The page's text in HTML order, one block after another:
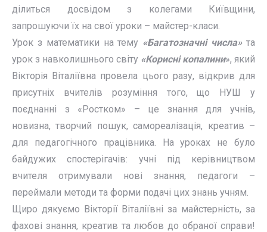
ділиться досвідом з колегами Київщини,
запрошуючи їх на свої уроки – майстер-класи.
Урок з математики на тему «Багатозначні числа»та
урок з навколишнього світу «Корисні копалини», який
Вікторія Віталіївна провела цього разу, відкрив для
присутніх вчителів розуміння того, що НУШ у
поєднанні з «Ростком» – це знання для учнів,
новизна, творчий пошук, самореалізація, креатив –
для педагогічного працівника. На уроках не було
байдужих спостерігачів: учні під керівництвом
вчителя отримували нові знання, педагоги –
переймали методи та форми подачі цих знань учням.
Щиро дякуємо Вікторії Віталіївні за майстерність, за
фахові знання, креатив та любов до обраної справи!